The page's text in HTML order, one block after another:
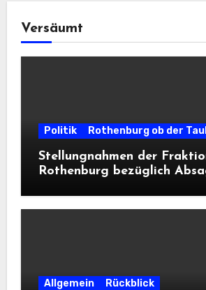
Versäumt
Politik Rothenburg ob der
Stellungnahmen der
Rothenburg bezüglich
Allgemein Rückblick